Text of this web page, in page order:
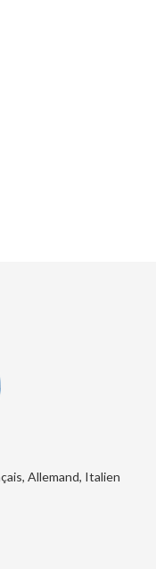
Allemand, Italien